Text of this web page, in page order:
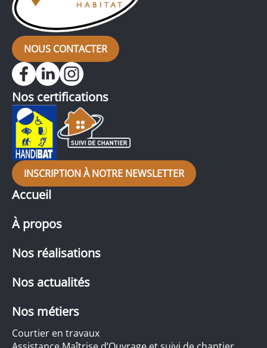
NOUS CONTACTER
Accueil
À propos
Nos réalisations
Nos actualités
Nos métiers
Courtier en travaux
Nos certifications
INSCRIPTION À NOTRE NEWSLETTER